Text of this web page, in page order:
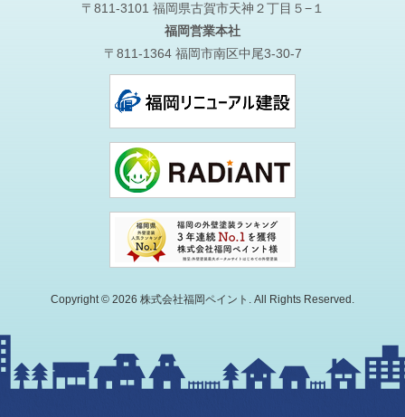
〒811-3101 福岡県古賀市天神２丁目５−１
福岡営業本社
〒811-1364 福岡市南区中尾3-30-7
Copyright © 2026 株式会社福岡ペイント. All Rights Reserved.